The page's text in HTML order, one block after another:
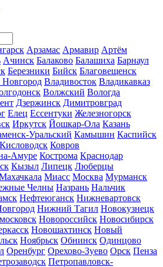
Арзамас Армавир Артём
Ачинск Балаково Балашиха Барнаул
Березники Бийск Благовещенск
Владивосток Владикавказ
Волжский Вологда
Дзержинск Димитровград
Елец Ессентуки Железногорск
Иркутск Йошкар-Ола Казань
Уральский Камышин Каспийск
Кисловодск Ковров
Амуре Кострома Краснодар
Кызыл Липецк Люберцы
Миасс Москва Мурманск
Челны Назрань Нальчик
Нефтеюганск Нижневартовск
Нижний Тагил Новокузнецк
Новороссийск Новосибирск
Новошахтинск Новый
Ноябрьск Обнинск Одинцово
Оренбург Орехово-Зуево Орск Пенза
Петропавловск-